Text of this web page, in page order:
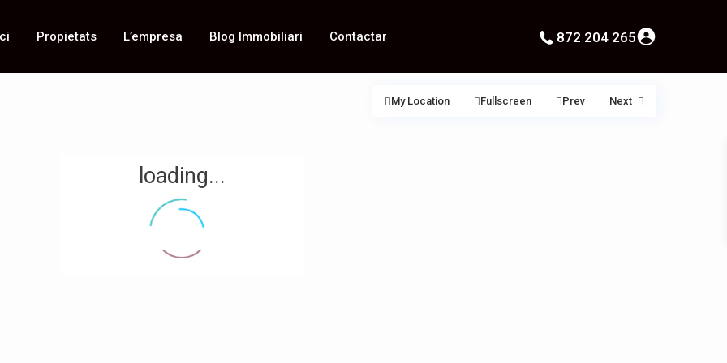
Propietats L’empresa Blog Immobiliari Contactar 872 204 265
loading...
My Location Fullscreen Prev Next